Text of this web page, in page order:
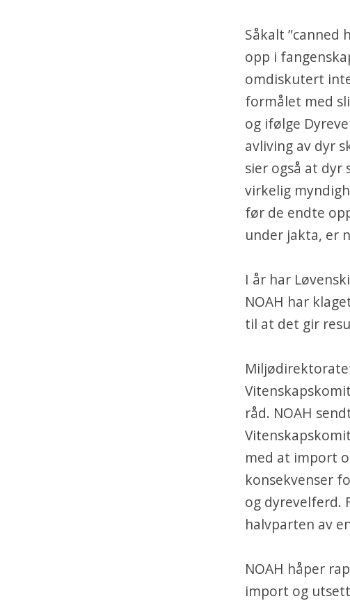
Såkalt ”canned
opp i
omdiskutert
formålet med
og ifølge
avliving av dyr
sier også at dyr
virkelig
før de endte
under jakta, er
I år har
NOAH har
til at det gir
råd. NOAH
med at import
konsekvenser
og dyrevelferd.
halvparten av
NOAH håper
import og